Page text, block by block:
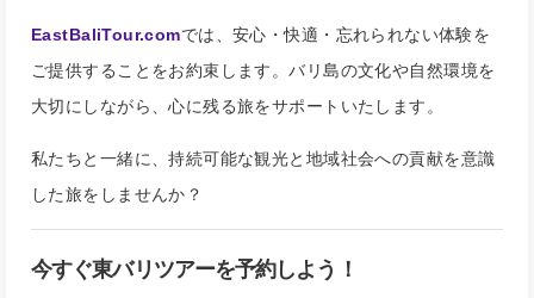
EastBaliTour.comでは、安心・快適・忘れられない体験を
ご提供することをお約束します。バリ島の文化や自然環境を
大切にしながら、心に残る旅をサポートいたします。
私たちと一緒に、持続可能な観光と地域社会への貢献を意識
した旅をしませんか？
今すぐ東バリツアーを予約しよう！